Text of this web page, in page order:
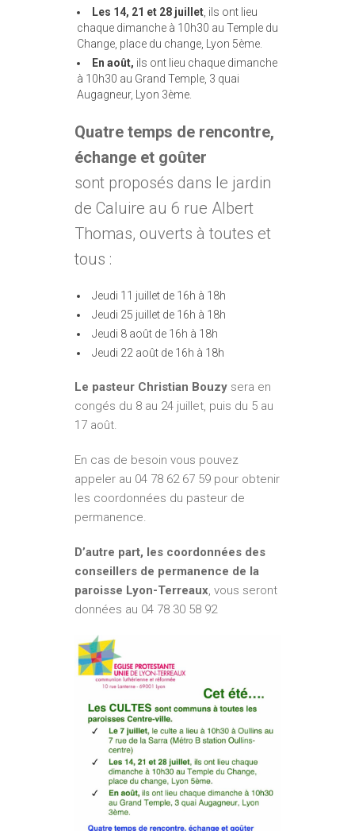
Les 14, 21 et 28 juillet , ils ont lieu
chaque dimanche à 10h30 au Temple du
Change, place du change, Lyon 5ème.
En août, ils ont lieu chaque dimanche
à 10h30 au Grand Temple, 3 quai
Augagneur, Lyon 3ème.
Quatre temps de rencontre,
échange et goûter
sont proposés dans le jardin
de Caluire au 6 rue Albert
Thomas, ouverts à toutes et
tous :
Jeudi 11 juillet de 16h à 18h
Jeudi 25 juillet de 16h à 18h
Jeudi 8 août de 16h à 18h
Jeudi 22 août de 16h à 18h
Le pasteur Christian Bouzy sera en
congés du 8 au 24 juillet, puis du 5 au
17 août.
En cas de besoin vous pouvez
appeler au 04 78 62 67 59 pour obtenir
les coordonnées du pasteur de
permanence.
D’autre part, les coordonnées des
conseillers de permanence de la
paroisse Lyon-Terreaux, vous seront
données au 04 78 30 58 92